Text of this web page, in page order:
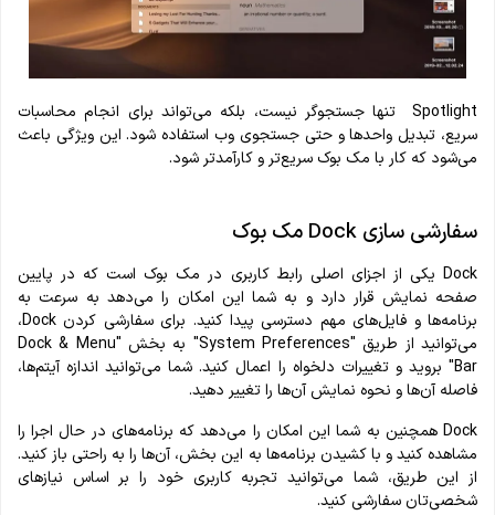
Spotlight تنها جستجوگر نیست، بلکه می‌تواند برای انجام محاسبات
سریع، تبدیل واحدها و حتی جستجوی وب استفاده شود. این ویژگی باعث
می‌شود که کار با مک بوک سریع‌تر و کارآمدتر شود.
سفارشی سازی Dock مک بوک
Dock یکی از اجزای اصلی رابط کاربری در مک بوک است که در پایین
صفحه نمایش قرار دارد و به شما این امکان را می‌دهد به سرعت به
برنامه‌ها و فایل‌های مهم دسترسی پیدا کنید. برای سفارشی کردن Dock،
می‌توانید از طریق "System Preferences" به بخش "Dock & Menu
Bar" بروید و تغییرات دلخواه را اعمال کنید. شما می‌توانید اندازه آیتم‌ها،
فاصله آن‌ها و نحوه نمایش آن‌ها را تغییر دهید.
Dock همچنین به شما این امکان را می‌دهد که برنامه‌های در حال اجرا را
مشاهده کنید و با کشیدن برنامه‌ها به این بخش، آن‌ها را به راحتی باز کنید.
از این طریق، شما می‌توانید تجربه کاربری خود را بر اساس نیازهای
شخصی‌تان سفارشی کنید.